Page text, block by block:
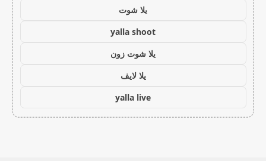
يلا شوت
yalla shoot
يلا شوت زون
يلا لايف
yalla live